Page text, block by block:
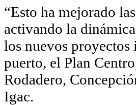
“Esto ha mejorado
activando la
los nuevos
puerto, el Plan
Rodadero,
Igac.